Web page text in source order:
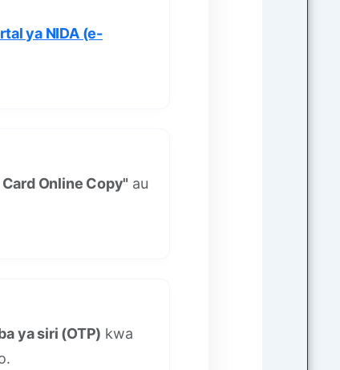
ya NIDA (e-
Online Copy" au
ya siri (OTP) kwa